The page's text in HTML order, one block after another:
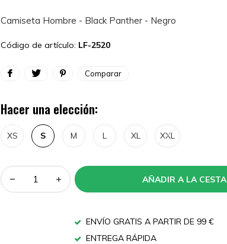
Camiseta Hombre - Black Panther - Negro
Código de artículo: LF-2520
Comparar
Hacer una elección:
XS S M L XL XXL
AÑADIR A LA CESTA
ENVÍO GRATIS A PARTIR DE 99 €
ENTREGA RÁPIDA